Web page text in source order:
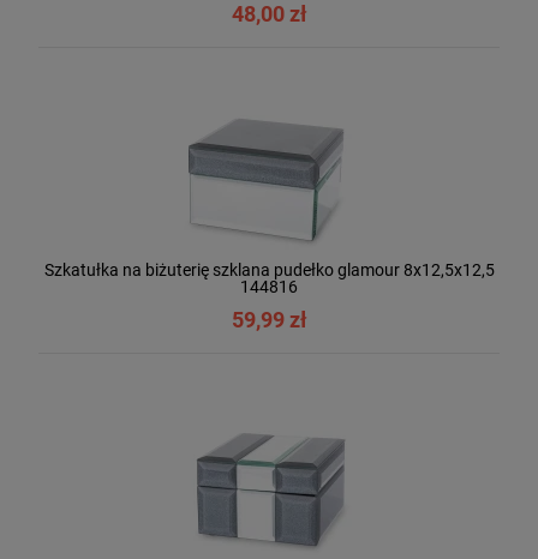
48,00 zł
Szkatułka na biżuterię szklana pudełko glamour 8x12,5x12,5
144816
59,99 zł